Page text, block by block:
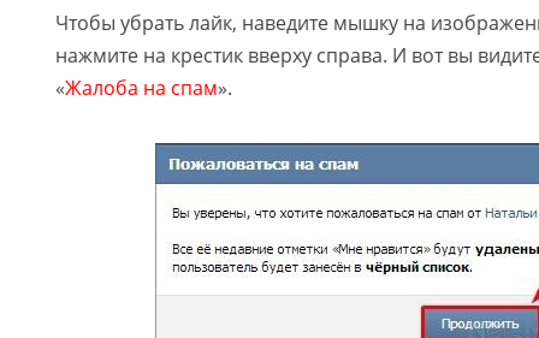
Чтобы убрать лайк, наведите мышку на
нажмите на крестик вверху справа. И вот вы
«Жалоба на спам».